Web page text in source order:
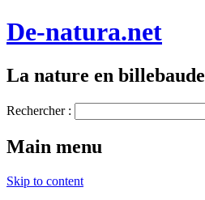
De-natura.net
La nature en billebaude
Rechercher :
Main menu
Skip to content